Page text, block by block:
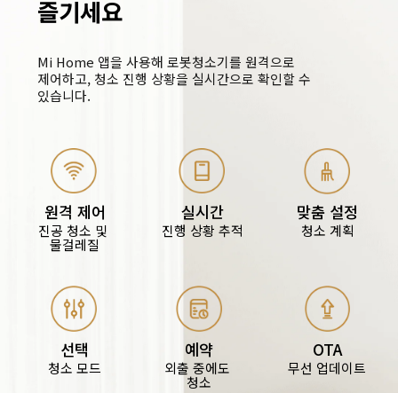
즐기세요
Mi Home 앱을 사용해 로봇청소기를 원격으로
제어하고, 청소 진행 상황을 실시간으로 확인할 수
있습니다.
원격 제어
진공 청소 및
물걸레질
실시간
진행 상황 추적
맞춤 설정
청소 계획
선택
청소 모드
예약
외출 중에도
청소
OTA
무선 업데이트